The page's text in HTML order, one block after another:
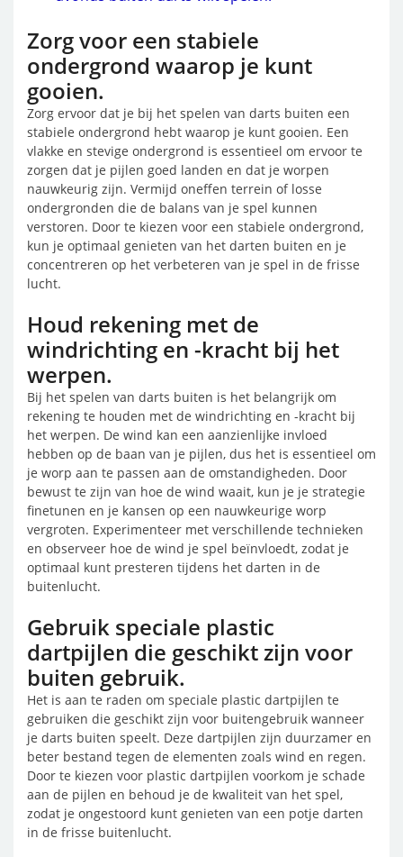
Zorg voor een stabiele
ondergrond waarop je kunt
gooien.
Zorg ervoor dat je bij het spelen van darts buiten een
stabiele ondergrond hebt waarop je kunt gooien. Een
vlakke en stevige ondergrond is essentieel om ervoor te
zorgen dat je pijlen goed landen en dat je worpen
nauwkeurig zijn. Vermijd oneffen terrein of losse
ondergronden die de balans van je spel kunnen
verstoren. Door te kiezen voor een stabiele ondergrond,
kun je optimaal genieten van het darten buiten en je
concentreren op het verbeteren van je spel in de frisse
lucht.
Houd rekening met de
windrichting en -kracht bij het
werpen.
Bij het spelen van darts buiten is het belangrijk om
rekening te houden met de windrichting en -kracht bij
het werpen. De wind kan een aanzienlijke invloed
hebben op de baan van je pijlen, dus het is essentieel om
je worp aan te passen aan de omstandigheden. Door
bewust te zijn van hoe de wind waait, kun je je strategie
finetunen en je kansen op een nauwkeurige worp
vergroten. Experimenteer met verschillende technieken
en observeer hoe de wind je spel beïnvloedt, zodat je
optimaal kunt presteren tijdens het darten in de
buitenlucht.
Gebruik speciale plastic
dartpijlen die geschikt zijn voor
buiten gebruik.
Het is aan te raden om speciale plastic dartpijlen te
gebruiken die geschikt zijn voor buitengebruik wanneer
je darts buiten speelt. Deze dartpijlen zijn duurzamer en
beter bestand tegen de elementen zoals wind en regen.
Door te kiezen voor plastic dartpijlen voorkom je schade
aan de pijlen en behoud je de kwaliteit van het spel,
zodat je ongestoord kunt genieten van een potje darten
in de frisse buitenlucht.